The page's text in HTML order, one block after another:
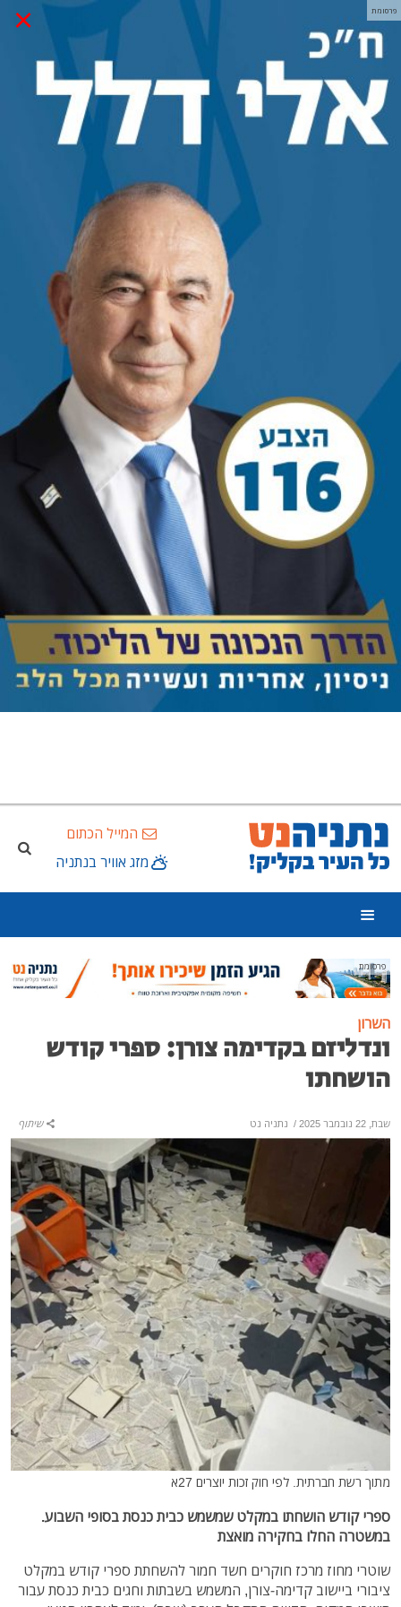
× פרסומת
המייל הכתום
מזג אוויר בנתניה
פרסומת
השרון
ונדליזם בקדימה צורן: ספרי קודש
הושחתו
שבת, 22 נובמבר 2025 / נתניה נט שיתוף
מתוך רשת חברתית. לפי חוק זכות יוצרים 27א
ספרי קודש הושחתו במקלט שמשמש כבית כנסת בסופי השבוע.
במשטרה החלו בחקירה מואצת
שוטרי מחוז מרכז חוקרים חשד חמור להשחתת ספרי קודש במקלט
ציבורי ביישוב קדימה-צורן, המשמש בשבתות וחגים כבית כנסת עבור